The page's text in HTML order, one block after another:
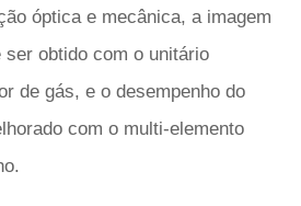
óptica e mecânica, a imagem
obtido com o unitário
de gás, e o desempenho do
com o multi-elemento